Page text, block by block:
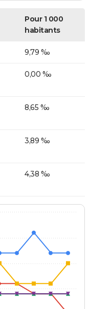
Pour 1 000
habitants
9,79 ‰
0,00 ‰
8,65 ‰
3,89 ‰
4,38 ‰